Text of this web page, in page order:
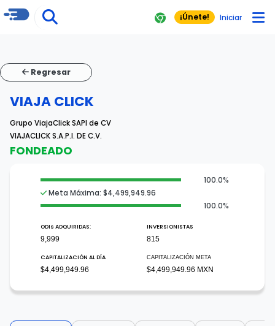
¡Únete! Iniciar
Regresar
VIAJA CLICK
Grupo ViajaClick SAPI de CV
VIAJACLICK S.A.P.I. DE C.V.
FONDEADO
100.0%
Meta Máxima: $4,499,949.96
100.0%
ODIs ADQUIRIDAS:
9,999
INVERSIONISTAS
815
CAPITALIZACIÓN AL DÍA
$4,499,949.96
CAPITALIZACIÓN META
$4,499,949.96 MXN